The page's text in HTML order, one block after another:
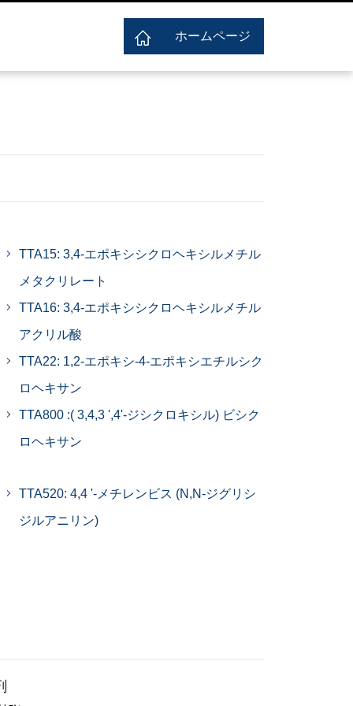
ホームページ
TTA15: 3,4-エポキシシクロヘキシルメチル
メタクリレート
TTA16: 3,4-エポキシシクロヘキシルメチル
アクリル酸
TTA22: 1,2-エポキシ-4-エポキシエチルシク
ロヘキサン
TTA800 :( 3,4,3 ',4'-ジシクロキシル) ビシク
ロヘキサン
TTA520: 4,4 '-メチレンビス (N,N-ジグリシ
ジルアニリン)